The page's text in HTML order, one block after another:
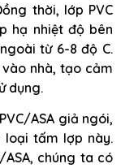
thời, lớp PVC
hạ nhiệt độ bên
từ 6-8 độ C.
nhà, tạo cảm
dụng.
ASA giả ngói,
loại tấm lợp này.
chúng ta có